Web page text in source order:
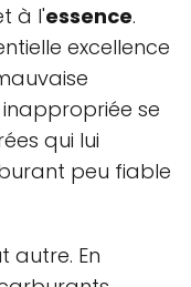
à l'essence.
excellence
se
qui lui
peu fiable
autre. En